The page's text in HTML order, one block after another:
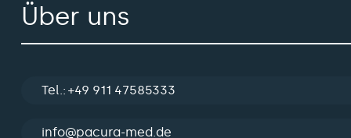
Über uns
Tel.: +49 911 47585333
info@pacura-med.de